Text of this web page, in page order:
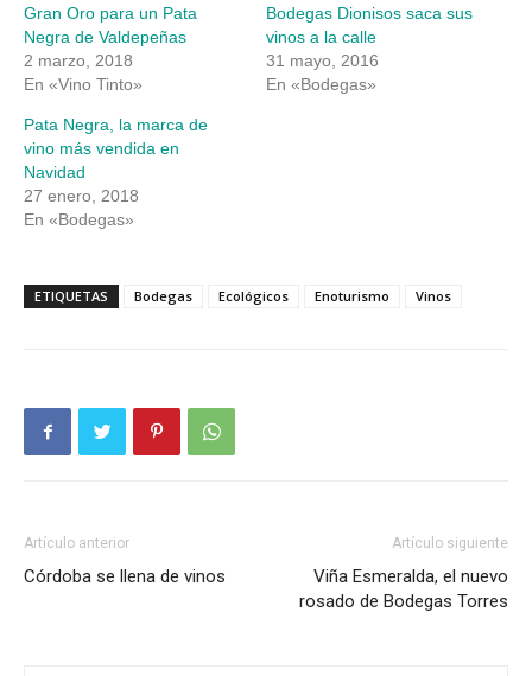
ventana
nueva)
ventana
nueva)
Gran Oro para un Pata
Negra de Valdepeñas
2 marzo, 2018
En «Vino Tinto»
Bodegas Dionisos saca sus
vinos a la calle
31 mayo, 2016
En «Bodegas»
Pata Negra, la marca de
vino más vendida en
Navidad
27 enero, 2018
En «Bodegas»
ETIQUETAS Bodegas Ecológicos Enoturismo Vinos
Artículo anterior
Córdoba se llena de vinos
Artículo siguiente
Viña Esmeralda, el nuevo
rosado de Bodegas Torres